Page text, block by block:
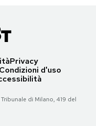
Privacy
Condizioni d'uso
di Milano, 419 del